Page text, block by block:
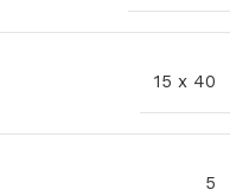
15 x 40
5